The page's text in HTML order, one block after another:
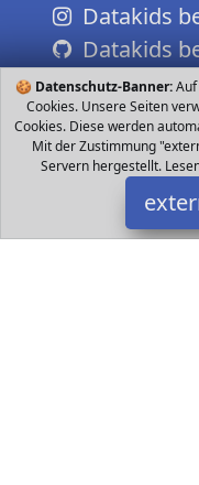
🍪 Datenschutz-Banner:
Cookies. Unsere Seiten
Cookies. Diese werden
Mit der Zustimmung
Servern hergestellt.
Datakids
Datakids